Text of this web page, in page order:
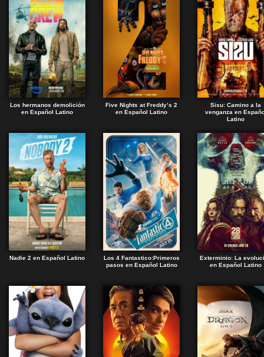
Los hermanos demolición
en Español Latino
Five Nights at Freddy’s 2
en Español Latino
Sisu: Camino a la
venganza en
Latino
Nadie 2 en Español Latino
Los 4 Fantastico:Primeros
pasos en Español Latino
Exterminio: La
en Español Latino